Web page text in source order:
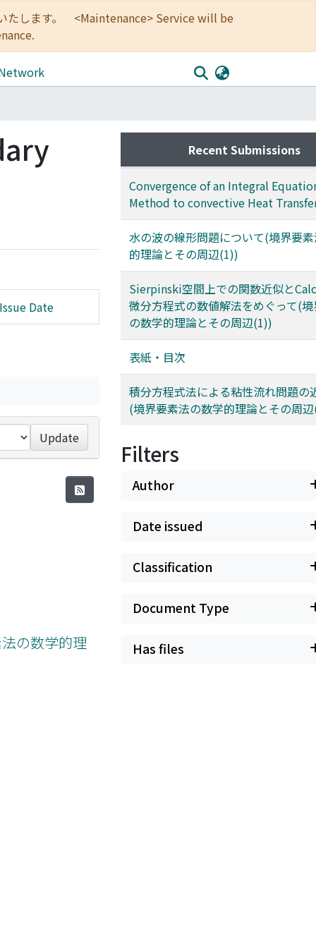
たします。 <Maintenance> Service will be
Date
Update
の数学的理
Recent Submissions
Convergence of an Integral
Method to convective Heat
水の波の線形問題について(境界要
的理論とその周辺(1))
Sierpinski空間上での関数近似と
微分方程式の数値解法をめぐって(
の数学的理論とその周辺(1))
表紙・目次
積分方程式法による粘性流れ問題の
(境界要素法の数学的理論とその周
Filters
Author
Date issued
Classification
Document Type
Has files